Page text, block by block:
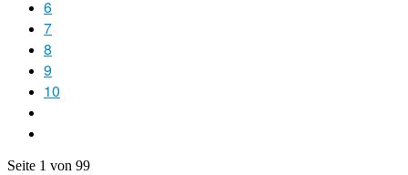
6
7
8
9
10
Seite 1 von 99